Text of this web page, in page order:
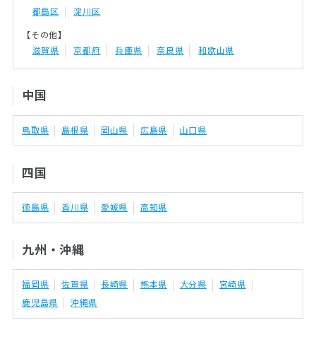
都島区
淀川区
【その他】
滋賀県
京都府 兵庫県 奈良県 和歌山県
中国
鳥取県 島根県 岡山県 広島県 山口県
四国
徳島県 香川県 愛媛県 高知県
九州・沖縄
福岡県 佐賀県 長崎県 熊本県 大分県
宮崎県
鹿児島県
沖縄県